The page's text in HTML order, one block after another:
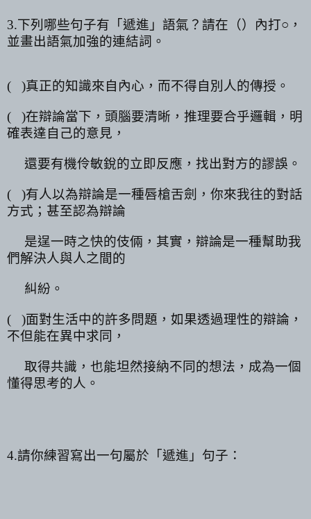
3.下列哪些句子有「遞進」語氣？請在（）內打○，
並畫出語氣加強的連結詞。
( )真正的知識來自內心，而不得自別人的傳授。
( )在辯論當下，頭腦要清晰，推理要合乎邏輯，明
確表達自己的意見，
還要有機伶敏銳的立即反應，找出對方的謬誤。
( )有人以為辯論是一種唇槍舌劍，你來我往的對話
方式；甚至認為辯論
是逞一時之快的伎倆，其實，辯論是一種幫助我
們解決人與人之間的
糾紛。
( )面對生活中的許多問題，如果透過理性的辯論，
不但能在異中求同，
取得共識，也能坦然接納不同的想法，成為一個
懂得思考的人。
4.請你練習寫出一句屬於「遞進」句子：